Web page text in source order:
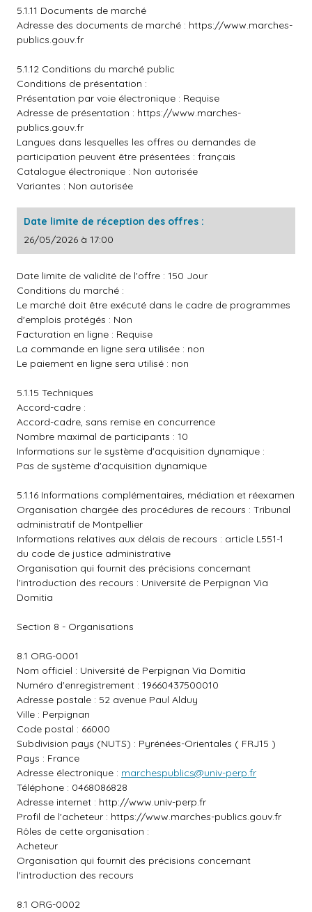
5.1.11 Documents de marché
Adresse des documents de marché : https://www.marches-
publics.gouv.fr
5.1.12 Conditions du marché public
Conditions de présentation :
Présentation par voie électronique : Requise
Adresse de présentation : https://www.marches-
publics.gouv.fr
Langues dans lesquelles les offres ou demandes de
participation peuvent être présentées : français
Catalogue électronique : Non autorisée
Variantes : Non autorisée
Date limite de réception des offres :
26/05/2026 à 17:00
Date limite de validité de l'offre : 150 Jour
Conditions du marché :
Le marché doit être exécuté dans le cadre de programmes
d'emplois protégés : Non
Facturation en ligne : Requise
La commande en ligne sera utilisée : non
Le paiement en ligne sera utilisé : non
5.1.15 Techniques
Accord-cadre :
Accord-cadre, sans remise en concurrence
Nombre maximal de participants : 10
Informations sur le système d'acquisition dynamique :
Pas de système d'acquisition dynamique
5.1.16 Informations complémentaires, médiation et réexamen
Organisation chargée des procédures de recours : Tribunal
administratif de Montpellier
Informations relatives aux délais de recours : article L551-1
du code de justice administrative
Organisation qui fournit des précisions concernant
l'introduction des recours : Université de Perpignan Via
Domitia
Section 8 - Organisations
8.1 ORG-0001
Nom officiel : Université de Perpignan Via Domitia
Numéro d'enregistrement : 19660437500010
Adresse postale : 52 avenue Paul Alduy
Ville : Perpignan
Code postal : 66000
Subdivision pays (NUTS) : Pyrénées-Orientales ( FRJ15 )
Pays : France
Adresse électronique : marchespublics@univ-perp.fr
Téléphone : 0468086828
Adresse internet : http://www.univ-perp.fr
Profil de l'acheteur : https://www.marches-publics.gouv.fr
Rôles de cette organisation :
Acheteur
Organisation qui fournit des précisions concernant
l'introduction des recours
8.1 ORG-0002